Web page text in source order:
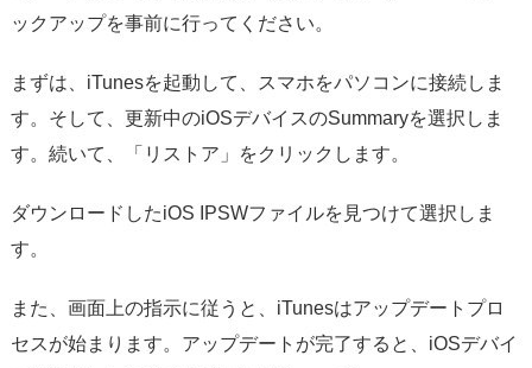
ックアップを事前に行ってください。
まずは、iTunesを起動して、スマホをパソコンに接続しま
す。そして、更新中のiOSデバイスのSummaryを選択しま
す。続いて、「リストア」をクリックします。
ダウンロードしたiOS IPSWファイルを見つけて選択しま
す。
また、画面上の指示に従うと、iTunesはアップデートプロ
セスが始まります。アップデートが完了すると、iOSデバイ